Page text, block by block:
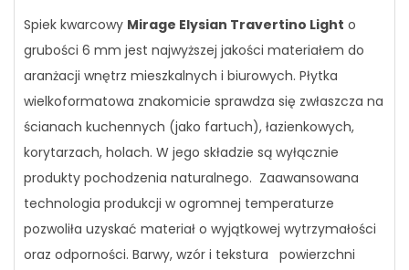
Spiek kwarcowy Mirage Elysian Travertino Light o
grubości 6 mm jest najwyższej jakości materiałem do
aranżacji wnętrz mieszkalnych i biurowych. Płytka
wielkoformatowa znakomicie sprawdza się zwłaszcza na
ścianach kuchennych (jako fartuch), łazienkowych,
korytarzach, holach. W jego składzie są wyłącznie
produkty pochodzenia naturalnego. Zaawansowana
technologia produkcji w ogromnej temperaturze
pozwoliła uzyskać materiał o wyjątkowej wytrzymałości
oraz odporności. Barwy, wzór i tekstura powierzchni